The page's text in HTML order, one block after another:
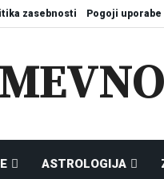
zasebnosti Pogoji uporabe
ASTROLOGIJA